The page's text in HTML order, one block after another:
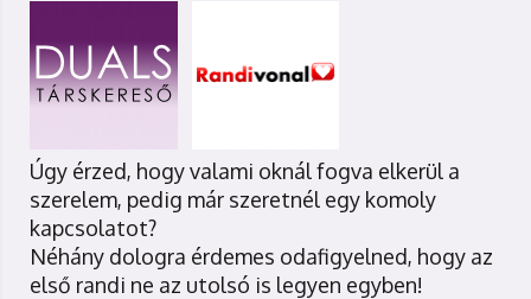
Úgy érzed, hogy valami oknál fogva elkerül a
szerelem, pedig már szeretnél egy komoly
kapcsolatot?
Néhány dologra érdemes odafigyelned, hogy az
első randi ne az utolsó is legyen egyben!